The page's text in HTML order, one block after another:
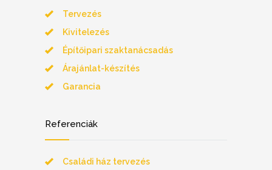
Tervezés
Kivitelezés
Építőipari szaktanácsadás
Árajánlat-készítés
Garancia
Referenciák
Családi ház tervezés